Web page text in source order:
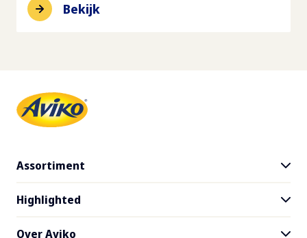
Bekijk
Assortiment
Alle producten
Gratis product testen
Highlighted
Over Aviko